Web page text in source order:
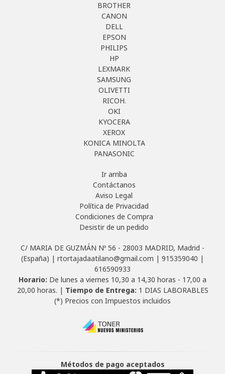
BROTHER
CANON
DELL
EPSON
PHILIPS
HP
LEXMARK
SAMSUNG
OLIVETTI
RICOH.
OKI
KYOCERA
XEROX
KONICA MINOLTA
PANASONIC
Ir arriba
Contáctanos
Aviso Legal
Política de Privacidad
Condiciones de Compra
Desistir de un pedido
C/ MARIA DE GUZMÁN Nº 56 - 28003 MADRID, Madrid -
(España) | rtortajadaatilano@gmail.com | 915359040 |
616590933
Horario: De lunes a viernes 10,30 a 14,30 horas - 17,00 a
20,00 horas. | Tiempo de Entrega: 1 DIAS LABORABLES
(*) Precios con Impuestos incluidos
Métodos de pago aceptados